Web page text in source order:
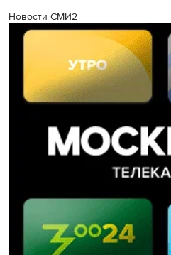
Новости СМИ2